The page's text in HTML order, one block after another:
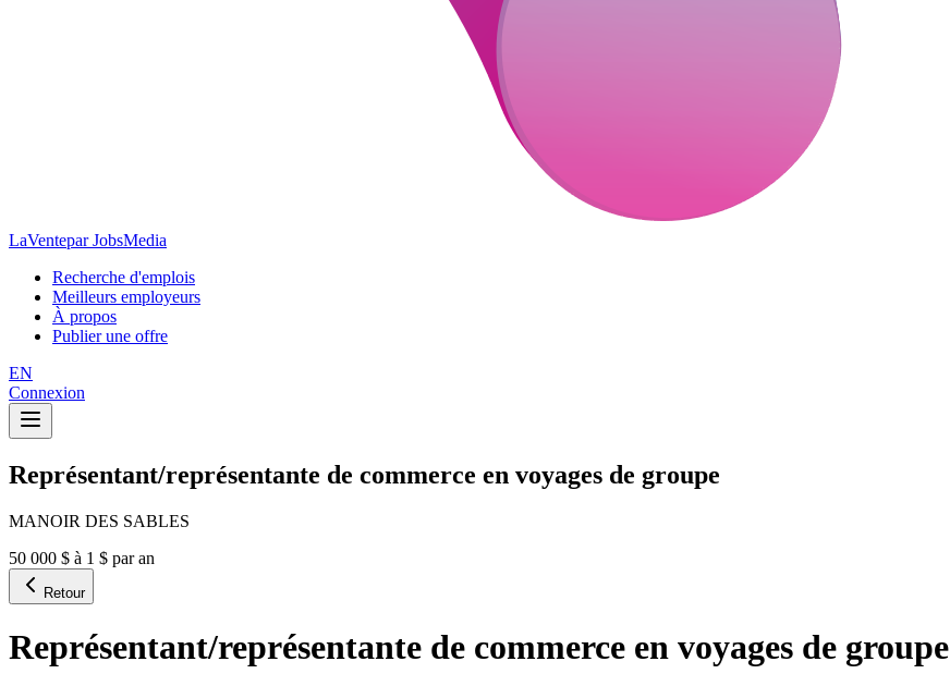
LaVentepar JobsMedia
Recherche d'emplois
Meilleurs employeurs
À propos
Publier une offre
EN
Connexion
Représentant/représentante de commerce en voyages de groupe
MANOIR DES SABLES
50 000 $ à 1 $ par an
Retour
Représentant/représentante de commerce en voyages de groupe